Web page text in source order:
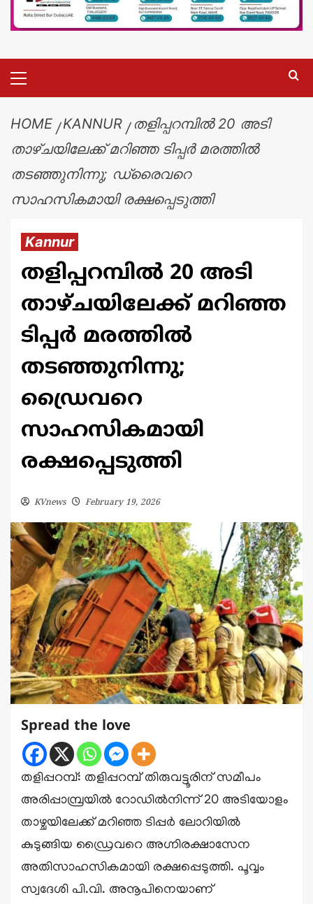
HOME KANNUR
തളിപ്പറമ്പിൽ 20 അടി
താഴ്ചയിലേക്ക് മറിഞ്ഞ ടിപ്പർ മരത്തിൽ
തടഞ്ഞുനിന്നു; ഡ്രൈവറെ
സാഹസികമായി രക്ഷപ്പെടുത്തി
Kannur
തളിപ്പറമ്പിൽ 20 അടി
താഴ്ചയിലേക്ക് മറിഞ്ഞ
ടിപ്പർ മരത്തിൽ
തടഞ്ഞുനിന്നു;
ഡ്രൈവറെ
സാഹസികമായി
രക്ഷപ്പെടുത്തി
KVnews February 19, 2026
Spread the love
തളിപ്പറമ്പ്: തളിപ്പറമ്പ് തിരുവട്ടൂരിന് സമീപം
അരിപ്പാമ്പ്രയിൽ റോഡിൽനിന്ന് 20 അടിയോളം
താഴ്ചയിലേക്ക് മറിഞ്ഞ ടിപ്പർ ലോറിയിൽ
കുടുങ്ങിയ ഡ്രൈവറെ അഗ്നിരക്ഷാസേന
അതിസാഹസികമായി രക്ഷപ്പെടുത്തി. പൂവ്വം
സ്വദേശി പി.വി. അനൂപിനെയാണ്